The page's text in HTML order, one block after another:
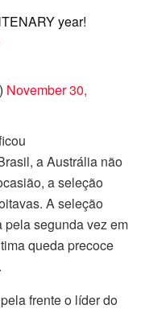
year!
November 30,
a Austrália não
a seleção
A seleção
pela segunda vez em
queda precoce
frente o líder do